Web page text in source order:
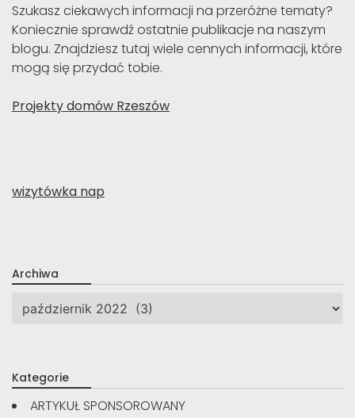
Szukasz ciekawych informacji na przeróżne tematy?
Koniecznie sprawdź ostatnie publikacje na naszym
blogu. Znajdziesz tutaj wiele cennych informacji, które
mogą się przydać tobie.
Projekty domów Rzeszów
wizytówka nap
Archiwa
Archiwa
Kategorie
ARTYKUŁ SPONSOROWANY